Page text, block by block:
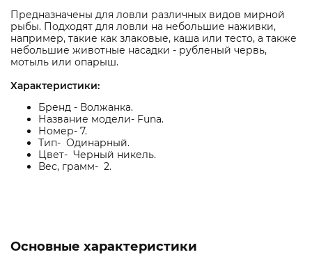
Предназначены для ловли различных видов мирной
рыбы. Подходят для ловли на небольшие наживки,
например, такие как злаковые, каша или тесто, а также
небольшие животные насадки - рубленый червь,
мотыль или опарыш.
Характеристики:
Бренд - Волжанка.
Название модели- Funa.
Номер- 7.
Тип- Одинарный.
Цвет- Черный никель.
Вес, грамм- 2.
Основные характеристики